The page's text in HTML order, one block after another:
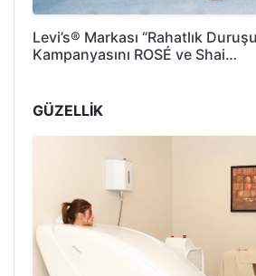
Levi’s® Markası “Rahatlık
Kampanyasını ROSÉ ve Shai…
GÜZELLİK